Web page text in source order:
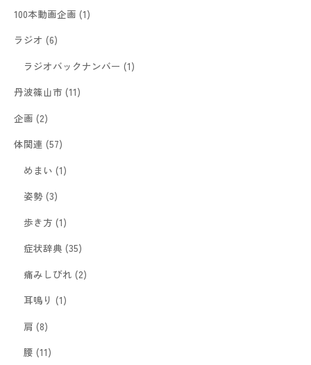
100本動画企画 (1)
ラジオ (6)
ラジオバックナンバー (1)
丹波篠山市 (11)
企画 (2)
体関連 (57)
めまい (1)
姿勢(3)
歩き方 (1)
症状辞典 (35)
痛みしびれ (2)
耳鳴り (1)
肩 (8)
腰 (11)